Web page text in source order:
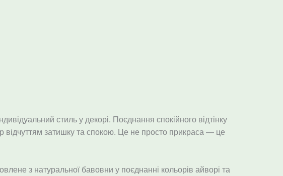
стиль у декорі. Поєднання спокійного відтінку
відчуттям затишку та спокою. Це не просто прикраса — це
з натуральної бавовни у поєднанні кольорів айворі та